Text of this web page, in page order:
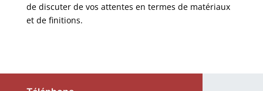
de discuter de vos attentes en termes de matériaux
et de finitions.